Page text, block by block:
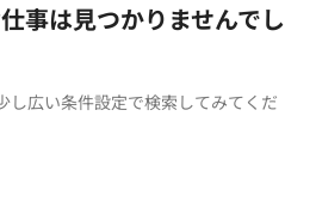
事は見つかりませんでし
し広い条件設定で検索してみてくだ